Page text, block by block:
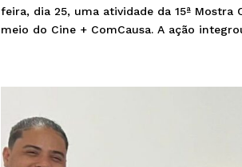
feira, dia 25, uma atividade da 15ª
meio do Cine + ComCausa. A ação